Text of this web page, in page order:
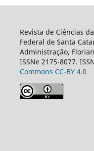
Revista de Ciências
Federal de Santa
Administração,
ISSNe 2175-8077.
Commons CC-BY 4.0